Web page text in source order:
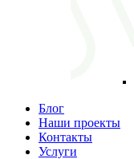
Блог
Наши проекты
Контакты
Услуги